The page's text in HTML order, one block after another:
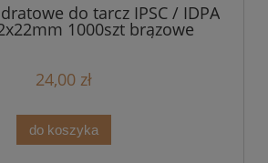
do tarcz IPSC / IDPA
1000szt brązowe
24,00 zł
do koszyka